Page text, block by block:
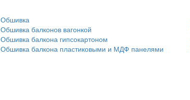
Обшивка
Обшивка балконов вагонкой
Обшивка балкона гипсокартоном
Обшивка балкона пластиковыми и МДФ панелями